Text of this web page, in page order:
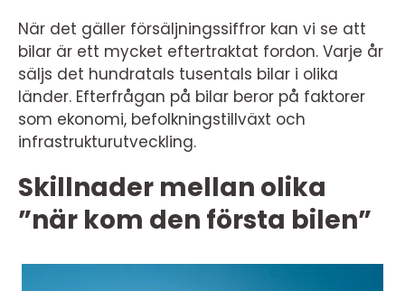
När det gäller försäljningssiffror kan vi se att
bilar är ett mycket eftertraktat fordon. Varje år
säljs det hundratals tusentals bilar i olika
länder. Efterfrågan på bilar beror på faktorer
som ekonomi, befolkningstillväxt och
infrastrukturutveckling.
Skillnader mellan olika
”när kom den första bilen”